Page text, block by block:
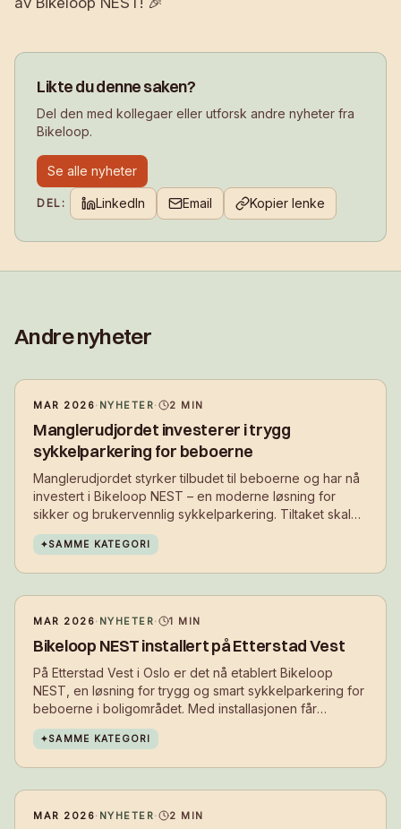
Likte du denne saken?
Del den med kollegaer eller utforsk andre nyheter fra
Bikeloop.
Se alle nyheter
DEL: LinkedIn Email Kopier lenke
Andre nyheter
MAR 2026· NYHETER· 2 MIN
Manglerudjordet investerer i trygg
sykkelparkering for beboerne
Manglerudjordet styrker tilbudet til beboerne og har nå
investert i Bikeloop NEST – en moderne løsning for
sikker og brukervennlig sykkelparkering. Tiltaket skal
gjøre det enklere å velge sykkel i hverdagen, samtidig
som det bidrar til et ryddigere og mer attraktivt bomiljø.
✦SAMME KATEGORI
MAR 2026· NYHETER· 1 MIN
Bikeloop NEST installert på Etterstad Vest
På Etterstad Vest i Oslo er det nå etablert Bikeloop
NEST, en løsning for trygg og smart sykkelparkering for
beboerne i boligområdet. Med installasjonen får
beboerne et sikkert sted å parkere sykkelen i
hverdagen – tett på der de bor.
✦SAMME KATEGORI
MAR 2026· NYHETER· 2 MIN